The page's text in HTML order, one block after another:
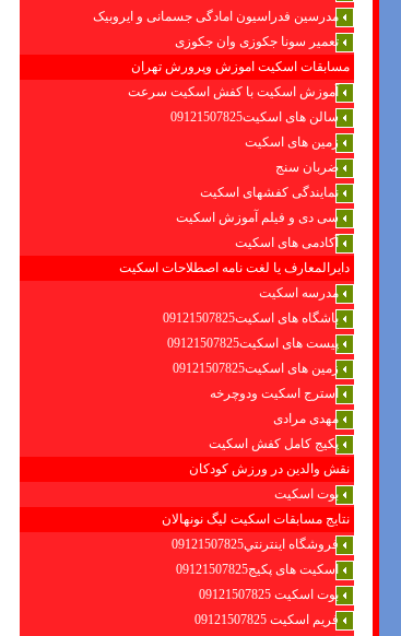
مدرسین فدراسیون امادگی جسمانی و ایروبیک
تعمیر سونا جکوزی وان جکوزی
مسابقات اسکیت اموزش وپرورش تهران
آموزش اسکیت با کفش اسکیت سرعت
سالن های اسکیت09121507825
زمین های اسکیت
ضربان سنج
نمایندگی کفشهای اسکیت
سی دی و فیلم آموزش اسکیت
آکادمی های اسکیت
دایرالمعارف یا لغت نامه اصطلاحات اسکیت
مدرسه اسکیت
باشگاه های اسکیت09121507825
پیست های اسکیت09121507825
زمین های اسکیت09121507825
استرج اسکیت ودوچرخه
مهدی مرادی
پکیج کامل کفش اسکیت
نقش والدین در ورزش کودکان
بوت اسکیت
نتایج مسابقات اسکیت لیگ نونهالان
فروشگاه اينترنتي09121507825
اسکیت های پکیج09121507825
بوت اسکیت 09121507825
فریم اسکیت 09121507825